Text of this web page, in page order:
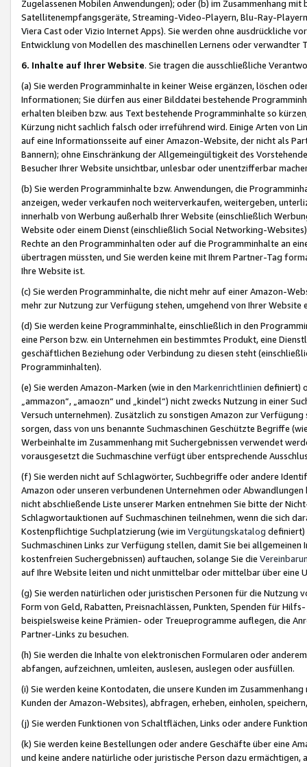
Zugelassenen Mobilen Anwendungen); oder (b) im Zusammenhang
Satellitenempfangsgeräte, Streaming-Video-Playern, Blu-Ray-
Viera Cast oder Vizio Internet Apps). Sie werden ohne ausdrückliche
Entwicklung von Modellen des maschinellen Lernens oder
6. Inhalte auf Ihrer Website. Sie tragen die ausschließliche
(a) Sie werden Programminhalte in keiner Weise ergänzen, löschen
Informationen; Sie dürfen aus einer Bilddatei bestehende
erhalten bleiben bzw. aus Text bestehende Programminhalte so
Kürzung nicht sachlich falsch oder irreführend wird. Einige Arten von
auf eine Informationsseite auf einer Amazon-Website, der nicht als
Bannern); ohne Einschränkung der Allgemeingültigkeit des
Besucher Ihrer Website unsichtbar, unlesbar oder unentzifferbar
(b) Sie werden Programminhalte bzw. Anwendungen, die
anzeigen, weder verkaufen noch weiterverkaufen, weitergeben,
innerhalb von Werbung außerhalb Ihrer Website (einschließlich
Website oder einem Dienst (einschließlich Social Networking-
Rechte an den Programminhalten oder auf die Programminhalte an
übertragen müssten, und Sie werden keine mit Ihrem Partner-Tag
Ihre Website ist.
(c) Sie werden Programminhalte, die nicht mehr auf einer Amazon-
mehr zur Nutzung zur Verfügung stehen, umgehend von Ihrer
(d) Sie werden keine Programminhalte, einschließlich in den
eine Person bzw. ein Unternehmen ein bestimmtes Produkt, eine
geschäftlichen Beziehung oder Verbindung zu diesen steht
Programminhalten).
(e) Sie werden Amazon-Marken (wie in den Markenrichtlinien definiert)
„ammazon“, „amaozn“ und „kindel“) nicht zwecks Nutzung in einer
Versuch unternehmen). Zusätzlich zu sonstigen Amazon zur
sorgen, dass von uns benannte Suchmaschinen Geschützte Begriffe
Werbeinhalte im Zusammenhang mit Suchergebnissen verwendet
vorausgesetzt die Suchmaschine verfügt über entsprechende
(f) Sie werden nicht auf Schlagwörter, Suchbegriffe oder andere
Amazon oder unseren verbundenen Unternehmen oder
nicht abschließende Liste unserer Marken entnehmen Sie bitte der
Schlagwortauktionen auf Suchmaschinen teilnehmen, wenn die sich
Kostenpflichtige Suchplatzierung (wie im Vergütungskatalog definiert)
Suchmaschinen Links zur Verfügung stellen, damit Sie bei
kostenfreien Suchergebnissen) auftauchen, solange Sie die
auf Ihre Website leiten und nicht unmittelbar oder mittelbar über eine
(g) Sie werden natürlichen oder juristischen Personen für die Nutzung
Form von Geld, Rabatten, Preisnachlässen, Punkten, Spenden für
beispielsweise keine Prämien- oder Treueprogramme auflegen, die
Partner-Links zu besuchen.
(h) Sie werden die Inhalte von elektronischen Formularen oder
abfangen, aufzeichnen, umleiten, auslesen, auslegen oder ausfüllen.
(i) Sie werden keine Kontodaten, die unsere Kunden im
Kunden der Amazon-Websites), abfragen, erheben, einholen,
(j) Sie werden Funktionen von Schaltflächen, Links oder andere
(k) Sie werden keine Bestellungen oder andere Geschäfte über eine
und keine andere natürliche oder juristische Person dazu